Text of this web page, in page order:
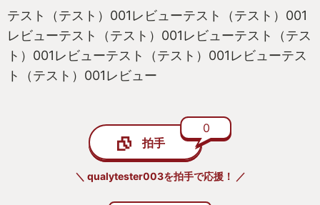
テスト（テスト）001レビューテスト（テスト）001
レビューテスト（テスト）001レビューテスト（テス
ト）001レビューテスト（テスト）001レビューテス
ト（テスト）001レビュー
拍手
0
＼ qualytester003を拍手で応援！ ／